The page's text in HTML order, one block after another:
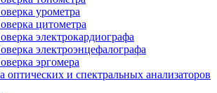
урометра
цитометра
электрокардиографа
электроэнцефалографа
эргомера
оптических и спектральных анализаторов